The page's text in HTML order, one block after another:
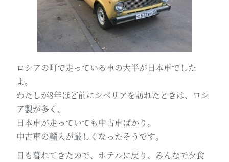
ロシアの町で走っている車の大半が日本車でした
よ。
わたしが8年ほど前にシベリアを訪れたときは、ロシ
ア製が多く、
日本車が走っていても中古車ばかり。
中古車の輸入が厳しくなったそうです。
日も暮れてきたので、ホテルに戻り、みんなで夕食